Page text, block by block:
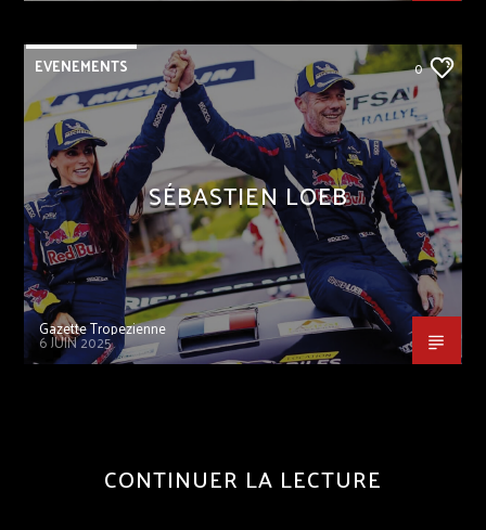
EVENEMENTS 0
SÉBASTIEN LOEB
Gazette Tropezienne
6 JUIN 2025
CONTINUER LA LECTURE